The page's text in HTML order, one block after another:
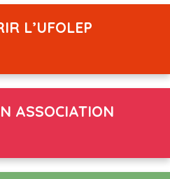
L’UFOLEP
ASSOCIATION